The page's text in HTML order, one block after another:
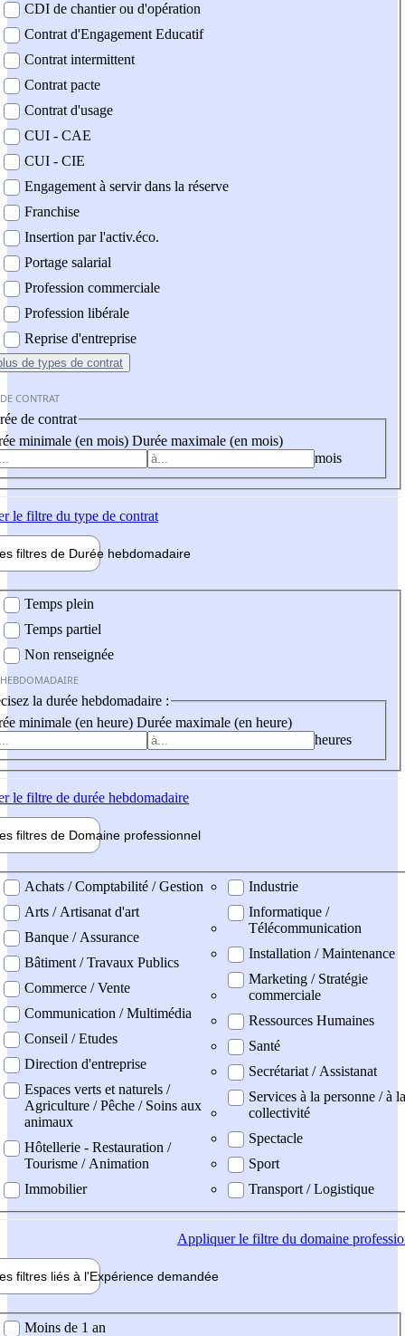
CDI de chantier ou d'opération
Contrat d'Engagement Educatif
Contrat intermittent
Contrat pacte
Contrat d'usage
CUI - CAE
CUI - CIE
Engagement à servir dans la réserve
Franchise
Insertion par l'activ.éco.
Portage salarial
Profession commerciale
Profession libérale
Reprise d'entreprise
de types de contrat
CONTRAT
de contrat
minimale (en mois) Durée maximale (en mois)
mois
le filtre du type de contrat
filtres de Durée hebdomadaire
Temps plein
Temps partiel
Non renseignée
la durée hebdomadaire :
minimale (en heure) Durée maximale (en heure)
heures
le filtre de durée hebdomadaire
filtres de Domaine professionnel
professionel
Achats / Comptabilité / Gestion
Arts / Artisanat d'art
Banque / Assurance
Bâtiment / Travaux Publics
Commerce / Vente
Communication / Multimédia
Conseil / Etudes
Direction d'entreprise
Espaces verts et naturels /
Agriculture / Pêche / Soins aux
animaux
Hôtellerie - Restauration /
Tourisme / Animation
Immobilier
Industrie
Informatique /
Télécommunication
Installation / Maintenance
Marketing / Stratégie
commerciale
Ressources Humaines
Santé
Secrétariat / Assistanat
Services à la personne / à la
collectivité
Spectacle
Sport
Transport / Logistique
Appliquerle filtre du domaine
filtres liés à l'Expérience demandée
demandée
Moins de 1 an